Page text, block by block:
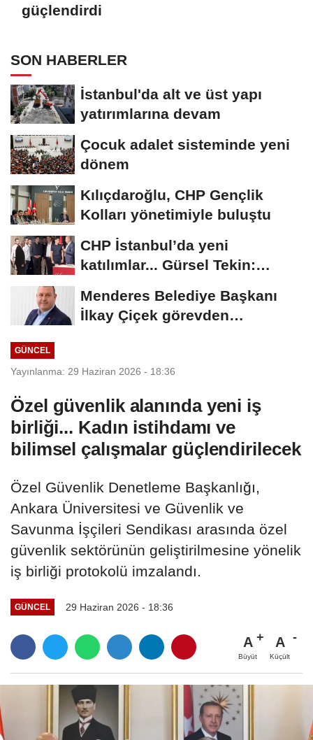
güçlendirdi
SON HABERLER
İstanbul'da alt ve üst yapı
yatırımlarına devam
Çocuk adalet sisteminde yeni
dönem
Kılıçdaroğlu, CHP Gençlik
Kolları yönetimiyle buluştu
CHP İstanbul’da yeni
katılımlar... Gürsel Tekin:
Menderes Belediye Başkanı
İlkay Çiçek görevden
GÜNCEL
Yayınlanma: 29 Haziran 2026 - 18:36
Özel güvenlik alanında yeni iş
birliği... Kadın istihdamı ve
bilimsel çalışmalar güçlendirilecek
Özel Güvenlik Denetleme Başkanlığı,
Ankara Üniversitesi ve Güvenlik ve
Savunma İşçileri Sendikası arasında özel
güvenlik sektörünün geliştirilmesine yönelik
iş birliği protokolü imzalandı.
GÜNCEL 29 Haziran 2026 - 18:36
A
Büyüt
A
Küçült